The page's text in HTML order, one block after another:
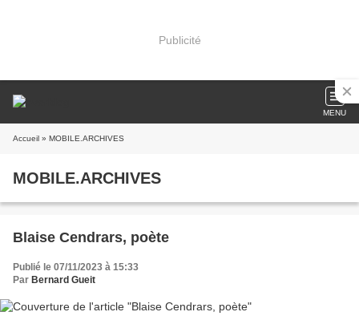
Publicité
MENU
Accueil » MOBILE.ARCHIVES
MOBILE.ARCHIVES
Blaise Cendrars, poète
Publié le 07/11/2023 à 15:33
Par Bernard Gueit